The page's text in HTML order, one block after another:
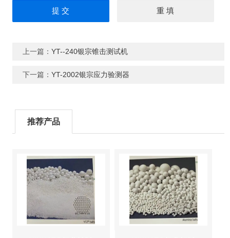
上一篇： YT--240银宗锥击测试机
下一篇： YT-2002银宗应力验测器
推荐产品